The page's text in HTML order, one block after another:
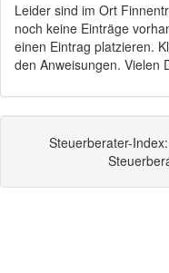
Leider sind im Ort
noch keine Einträge
einen Eintrag platzieren.
den Anweisungen. Vielen
Steuerberater-